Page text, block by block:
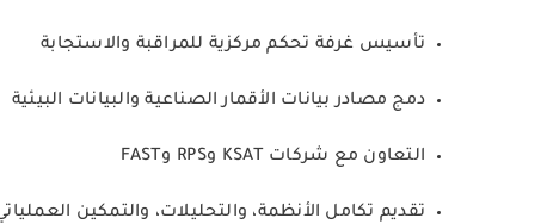
تأسيس غرفة تحكم مركزية للمراقبة والاستجابة
دمج مصادر بيانات الأقمار الصناعية والبيانات البيئية
التعاون مع شركات KSAT وRPS وFAST
تقديم تكامل الأنظمة، والتحليلات، والتمكين